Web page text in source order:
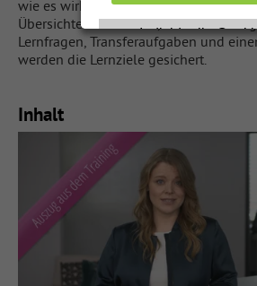
wie es wirkt. Videos, Tipps,
Übersichten vermitteln, wie man eine
Lernfragen, Transferaufgaben und
werden die Lernziele gesichert.
Inhalt
Individuelle
Einstellungen
Datenschutzerklärung
Individuelle
Einstellungen
Datenschutzerklärung